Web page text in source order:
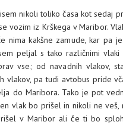
nikoli toliko časa kot sedaj
vozim iz Krškega v Maribor.
nima kakšne zamude, kar pa
peljal s tako različnimi vlaki
vse; od navadnih vlakov,
vlakov, pa tudi avtobus pride
do Maribora. Tako je pot
vlak bo prišel in nikoli ne veš,
v Maribor ali če ti bo